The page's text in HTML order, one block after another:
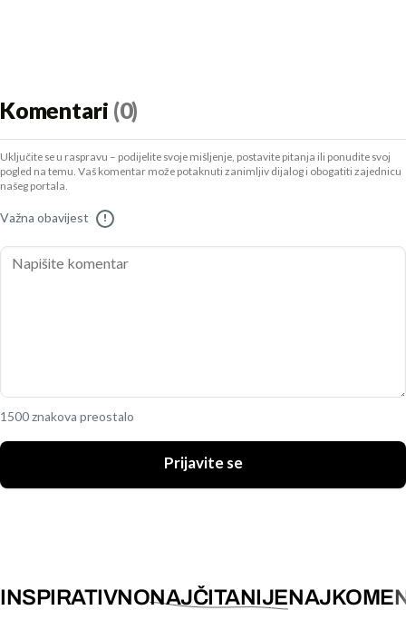
Komentari (0)
Uključite se u raspravu – podijelite svoje mišljenje, postavite pitanja ili ponudite svoj
pogled na temu. Vaš komentar može potaknuti zanimljiv dijalog i obogatiti zajednicu
našeg portala.
Važna obavijest !
1500 znakova preostalo
Prijavite se
INSPIRATIVNONAJČITANIJE